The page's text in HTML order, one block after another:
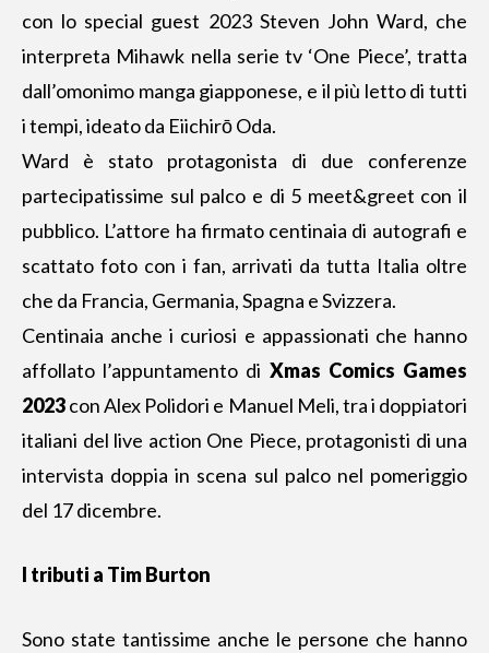
con lo special guest 2023 Steven John Ward, che
interpreta Mihawk nella serie tv ‘One Piece’, tratta
dall’omonimo manga giapponese, e il più letto di tutti
i tempi, ideato da Eiichirō Oda.
Ward è stato protagonista di due conferenze
partecipatissime sul palco e di 5 meet&greet con il
pubblico. L’attore ha firmato centinaia di autografi e
scattato foto con i fan, arrivati da tutta Italia oltre
che da Francia, Germania, Spagna e Svizzera.
Centinaia anche i curiosi e appassionati che hanno
affollato l’appuntamento di Xmas Comics Games
2023con Alex Polidori e Manuel Meli, tra i doppiatori
italiani del live action One Piece, protagonisti di una
intervista doppia in scena sul palco nel pomeriggio
del 17 dicembre.
I tributi a Tim Burton
Sono state tantissime anche le persone che hanno